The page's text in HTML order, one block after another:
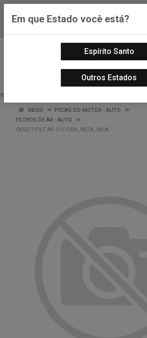
Baixe
INÍCIO
PECAS DO MOTOR - AUTO
FILTROS DE AR - AUTO
CA5377 FILT AR CODOBA, IBIZA, INCA
Em que Estado você está?
Espírito Santo
Outros Estados